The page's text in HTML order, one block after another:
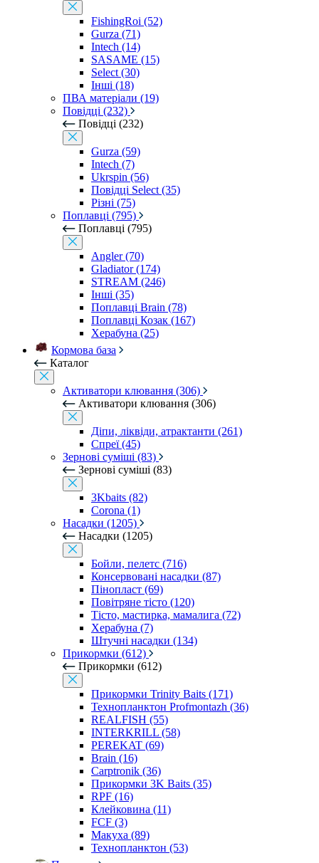
FishingRoi (52)
Gurza (71)
Intech (14)
SASAME (15)
Select (30)
Інші (18)
ПВА матеріали (19)
Повідці (232)
Повідці (232)
Gurza (59)
Intech (7)
Ukrspin (56)
Повідці Select (35)
Різні (75)
Поплавці (795)
Поплавці (795)
Angler (70)
Gladiator (174)
STREAM (246)
Інші (35)
Поплавці Brain (78)
Поплавці Козак (167)
Херабуна (25)
Кормова база
Каталог
Активатори клювання (306)
Активатори клювання (306)
Діпи, ліквіди, атрактанти (261)
Спреї (45)
Зернові суміші (83)
Зернові суміші (83)
3Kbaits (82)
Corona (1)
Насадки (1205)
Насадки (1205)
Бойли, пелетс (716)
Консервовані насадки (87)
Пінопласт (69)
Повітряне тісто (120)
Тісто, мастирка, мамалига (72)
Херабуна (7)
Штучні насадки (134)
Прикормки (612)
Прикормки (612)
Прикормки Trinity Baits (171)
Технопланктон Profmontazh (36)
REALFISH (55)
INTERKRILL (58)
PEREKAT (69)
Brain (16)
Carptronik (36)
Прикормки 3K Baits (35)
RPF (16)
Клейковина (11)
FCF (3)
Макуха (89)
Технопланктон (53)